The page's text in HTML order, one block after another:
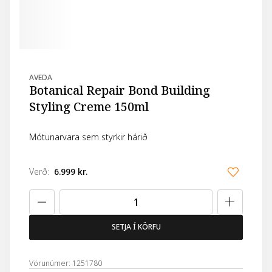
AVEDA
Botanical Repair Bond Building
Styling Creme 150ml
Mótunarvara sem styrkir hárið
Verð: 6.999 kr.
SETJA Í KÖRFU
Vörunúmer: 1251780